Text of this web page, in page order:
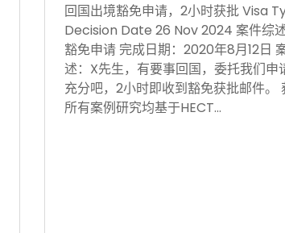
回国出境豁免申请，2小时获批 Visa
Decision Date 26 Nov 2024 案件综
豁免申请 完成日期：2020年8月12日
述：X先生，有要事回国，委托我们
充分吧，2小时即收到豁免获批邮件。
所有案例研究均基于HECT…